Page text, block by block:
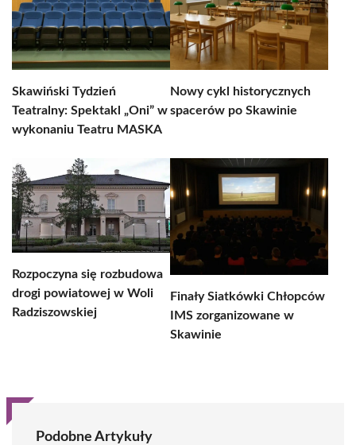
Skawiński Tydzień
Teatralny: Spektakl „Oni” w
wykonaniu Teatru MASKA
Nowy cykl historycznych
spacerów po Skawinie
Rozpoczyna się rozbudowa
drogi powiatowej w Woli
Radziszowskiej
Finały Siatkówki Chłopców
IMS zorganizowane w
Skawinie
Podobne Artykuły